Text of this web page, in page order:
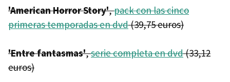
'American Horror Story',pack con las cinco
primeras temporadas en dvd(39,75 euros)
'Entre fantasmas',serie completa en dvd(33,12
euros)